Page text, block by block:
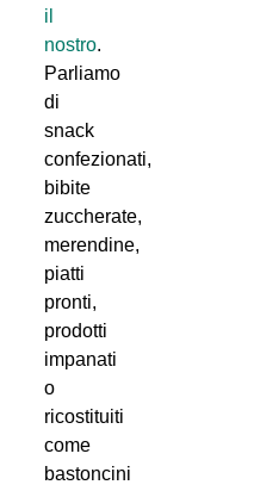
il
nostro.
Parliamo
di
snack
confezionati,
bibite
zuccherate,
merendine,
piatti
pronti,
prodotti
impanati
o
ricostituiti
come
bastoncini